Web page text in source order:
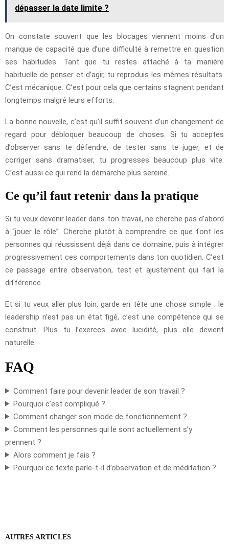
dépasser la date limite ?
On constate souvent que les blocages viennent moins d’un
manque de capacité que d’une difficulté à remettre en question
ses habitudes. Tant que tu restes attaché à ta manière
habituelle de penser et d’agir, tu reproduis les mêmes résultats.
C’est mécanique. C’est pour cela que certains stagnent pendant
longtemps malgré leurs efforts.
La bonne nouvelle, c’est qu’il suffit souvent d’un changement de
regard pour débloquer beaucoup de choses. Si tu acceptes
d’observer sans te défendre, de tester sans te juger, et de
corriger sans dramatiser, tu progresses beaucoup plus vite.
C’est aussi ce qui rend la démarche plus sereine.
Ce qu’il faut retenir dans la pratique
Si tu veux devenir leader dans ton travail, ne cherche pas d’abord
à “jouer le rôle”. Cherche plutôt à comprendre ce que font les
personnes qui réussissent déjà dans ce domaine, puis à intégrer
progressivement ces comportements dans ton quotidien. C’est
ce passage entre observation, test et ajustement qui fait la
différence.
Et si tu veux aller plus loin, garde en tête une chose simple : le
leadership n’est pas un état figé, c’est une compétence qui se
construit. Plus tu l’exerces avec lucidité, plus elle devient
naturelle.
FAQ
Comment faire pour devenir leader de son travail ?
Pourquoi c’est compliqué ?
Comment changer son mode de fonctionnement ?
Comment les personnes qui le sont actuellement s’y
prennent ?
Alors comment je fais ?
Pourquoi ce texte parle-t-il d’observation et de méditation ?
AUTRES ARTICLES